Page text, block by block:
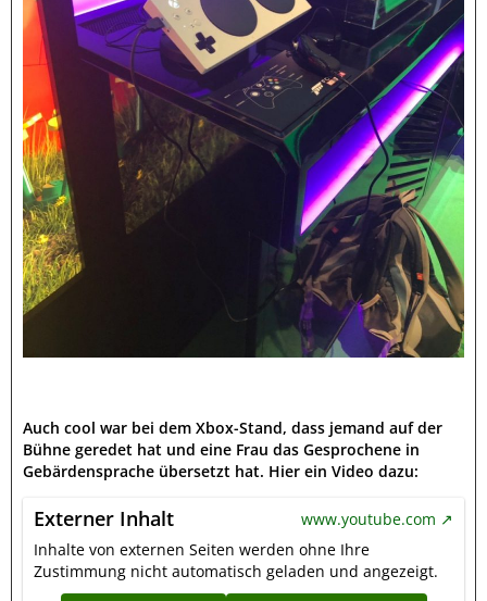
Auch cool war bei dem Xbox-Stand, dass jemand auf der
Bühne geredet hat und eine Frau das Gesprochene in
Gebärdensprache übersetzt hat. Hier ein Video dazu:
Externer Inhalt
www.youtube.com
Inhalte von externen Seiten werden ohne Ihre
Zustimmung nicht automatisch geladen und angezeigt.